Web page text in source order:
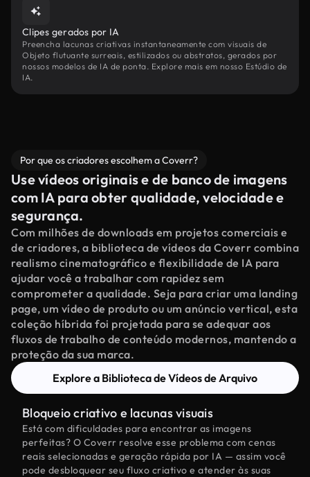
Clipes gerados por IA
Preencha lacunas criativas instantaneamente com visuais de
Objeto flutuante surreais, estilizados ou abstratos, gerados por
nossos modelos de IA de ponta. Explore mais em nosso Estúdio de
IA.
Por que os criadores escolhem a Coverr?
Use vídeos originais e de banco de imagens
com IA para obter qualidade, velocidade e
segurança.
Com milhões de downloads em projetos comerciais e
de criadores, a biblioteca de vídeos da Coverr combina
realismo cinematográfico e flexibilidade de IA para
ajudar você a trabalhar com rapidez sem
comprometer a qualidade. Seja para criar uma landing
page, um vídeo de produto ou um anúncio vertical, esta
coleção híbrida foi projetada para se adequar aos
fluxos de trabalho de conteúdo modernos, mantendo a
proteção da sua marca.
Explore a Biblioteca de Vídeos de Arquivo
Bloqueio criativo e lacunas visuais
Está com dificuldades para encontrar as imagens
perfeitas? O Coverr resolve esse problema com cenas
reais selecionadas e geração rápida por IA — assim você
pode desbloquear seu fluxo criativo e atender às suas